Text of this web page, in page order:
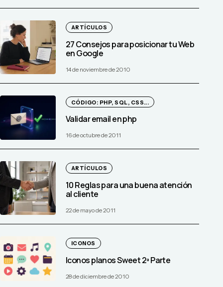
ARTÍCULOS
27 Consejos para posicionar tu Web
en Google
14 de noviembre de 2010
CÓDIGO: PHP, SQL, CSS...
Validar email en php
16 de octubre de 2011
ARTÍCULOS
10 Reglas para una buena atención
al cliente
22 de mayo de 2011
ICONOS
Iconos planos Sweet 2ª Parte
28 de diciembre de 2010